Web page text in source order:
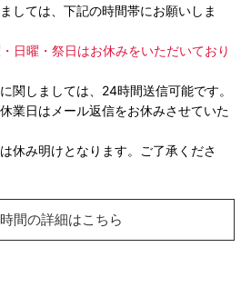
しては、下記の時間帯にお願いしま
日曜・祭日はお休みをいただいており
関しましては、24時間送信可能です。
業日はメール返信をお休みさせていた
休み明けとなります。ご了承くださ
間の詳細はこちら